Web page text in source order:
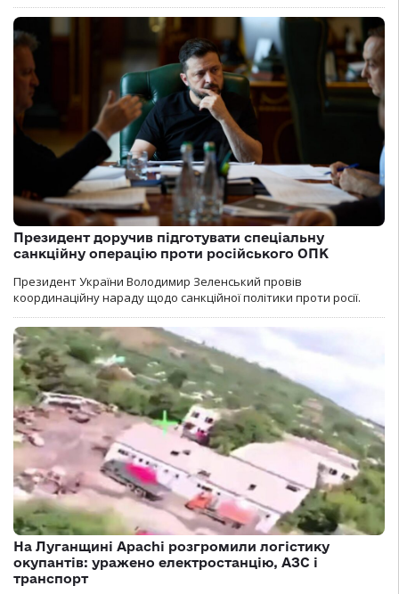
Президент доручив підготувати спеціальну
санкційну операцію проти російського ОПК
Президент України Володимир Зеленський провів
координаційну нараду щодо санкційної політики проти росії.
На Луганщині Apachi розгромили логістику
окупантів: уражено електростанцію, АЗС і
транспорт